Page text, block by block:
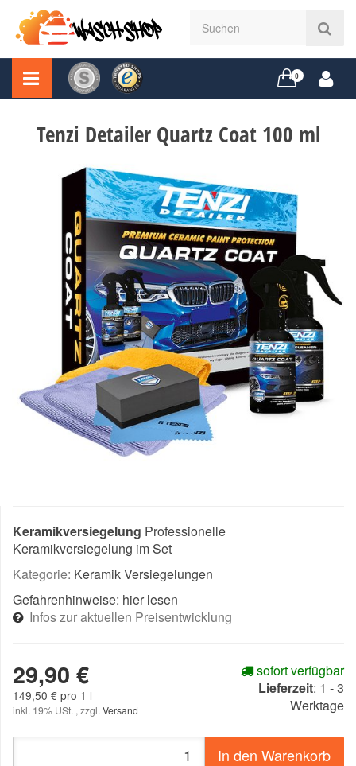
0
Tenzi Detailer Quartz Coat 100 ml
Keramikversiegelung Professionelle
Keramikversiegelung im Set
Kategorie: Keramik Versiegelungen
Gefahrenhinweise: hier lesen
Infos zur aktuellen Preisentwicklung
29,90 €
149,50 € pro 1 l
inkl. 19% USt. , zzgl. Versand
sofort verfügbar
Lieferzeit: 1 - 3
Werktage
In den Warenkorb